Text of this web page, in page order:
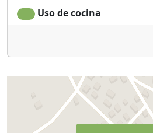
Uso de cocina